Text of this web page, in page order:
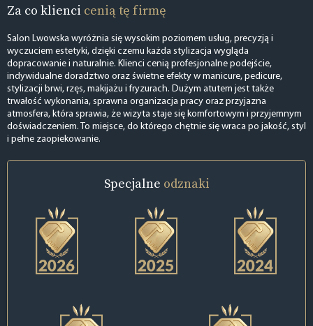
Za co klienci cenią tę firmę
Salon Lwowska wyróżnia się wysokim poziomem usług, precyzją i
wyczuciem estetyki, dzięki czemu każda stylizacja wygląda
dopracowanie i naturalnie. Klienci cenią profesjonalne podejście,
indywidualne doradztwo oraz świetne efekty w manicure, pedicure,
stylizacji brwi, rzęs, makijażu i fryzurach. Dużym atutem jest także
trwałość wykonania, sprawna organizacja pracy oraz przyjazna
atmosfera, która sprawia, że wizyta staje się komfortowym i przyjemnym
doświadczeniem. To miejsce, do którego chętnie się wraca po jakość, styl
i pełne zaopiekowanie.
Specjalne odznaki